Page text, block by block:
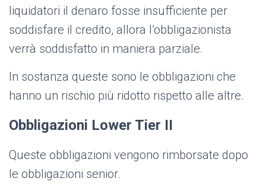
liquidatori il denaro fosse insufficiente per
soddisfare il credito, allora l’obbligazionista
verrà soddisfatto in maniera parziale.
In sostanza queste sono le obbligazioni che
hanno un rischio più ridotto rispetto alle altre.
Obbligazioni Lower Tier II
Queste obbligazioni vengono rimborsate dopo
le obbligazioni senior.